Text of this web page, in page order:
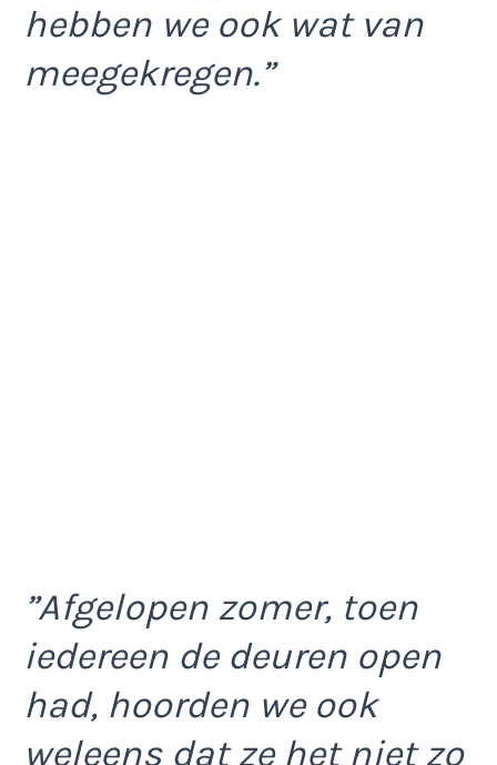
hebben we ook wat van
meegekregen.”
”Afgelopen zomer, toen
iedereen de deuren open
had, hoorden we ook
weleens dat ze het niet zo